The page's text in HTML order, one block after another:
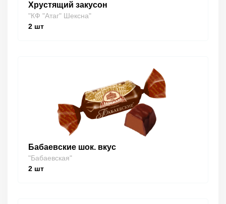
Хрустящий закусон
"КФ "Атаг" Шексна"
2 шт
Бабаевские шок. вкус
"Бабаевская"
2 шт